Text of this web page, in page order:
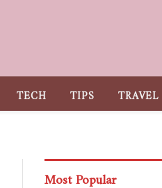
TECH TIPS TRAVEL
Most Popular